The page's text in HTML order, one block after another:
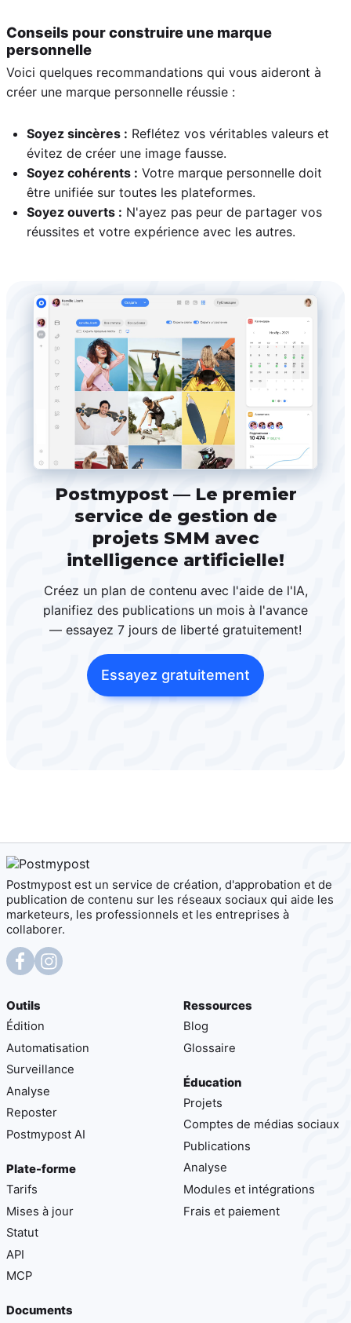
Conseils pour construire une marque
personnelle
Voici quelques recommandations qui vous aideront à
créer une marque personnelle réussie :
Soyez sincères : Reflétez vos véritables valeurs et
évitez de créer une image fausse.
Soyez cohérents : Votre marque personnelle doit
être unifiée sur toutes les plateformes.
Soyez ouverts : N'ayez pas peur de partager vos
réussites et votre expérience avec les autres.
Postmypost — Le premier
service de gestion de
projets SMM avec
intelligence artificielle!
Créez un plan de contenu avec l'aide de l'IA,
planifiez des publications un mois à l'avance
— essayez 7 jours de liberté gratuitement!
Essayez gratuitement
Postmypost est un service de création, d'approbation et de
publication de contenu sur les réseaux sociaux qui aide les
marketeurs, les professionnels et les entreprises à
collaborer.
Outils
Édition
Automatisation
Surveillance
Analyse
Reposter
Postmypost AI
Plate-forme
Tarifs
Mises à jour
Statut
API
MCP
Ressources
Blog
Glossaire
Éducation
Projets
Comptes de médias sociaux
Publications
Analyse
Modules et intégrations
Frais et paiement
Documents